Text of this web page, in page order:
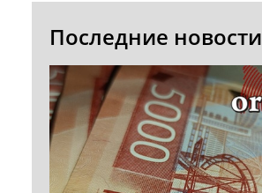
Последние новости